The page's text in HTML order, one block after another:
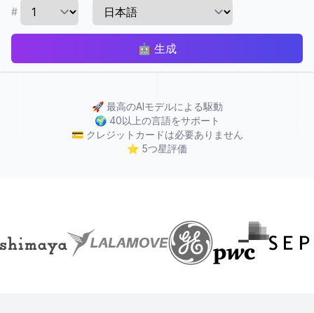
#
🤖 生成
🚀 最高のAIモデルによる駆動
🌍 40以上の言語をサポート
💳 クレジットカードは必要ありません
⭐ 5つ星評価